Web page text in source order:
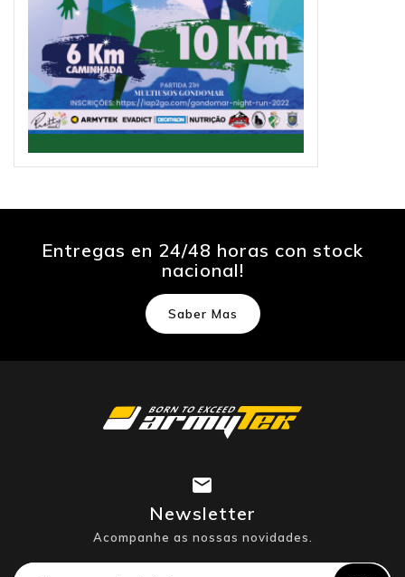
Entregas en 24/48 horas con stock
nacional!
Saber Mas
Newsletter
Acompanhe as nossas novidades.